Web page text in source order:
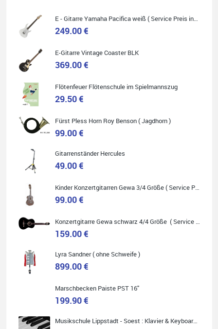
Quelle: Google-Rezension
Das Musikhaus Stöppel ist super!
Ich habe eine Westerngitarre gekauft.
Die Qualität und das Preis-Leistungsverhältnis sind erstaunlich.
ich empfehle es jedem der sich ein Musikinstrument zulegen
möchte.
Carsten Spiegel
Ich war auf der Suche nach einem neuen Keyboard und bin
telefonisch. Nachdem die Entscheidung zum Kauf gefallen war,
wurde alles zusammengestellt, so dass ich alles nur noch
abholen musste. Top!
E - Gitarre Yamaha Pacifica weiß ( Service Preis inkl. Werkstatt Service )
249.00 €
E-Gitarre Vintage Coaster BLK
369.00 €
Flötenfeuer Flötenschule im Spielmannszug
29.50 €
Fürst Pless Horn Roy Benson ( Jagdhorn )
99.00 €
Gitarrenständer Hercules
49.00 €
Kinder Konzertgitarren Gewa 3/4 Größe ( Service Preis inkl. Werkstatt Service )
99.00 €
Konzertgitarre Gewa schwarz 4/4 Größe ( Service Preis inkl. Werkstatt Service )
159.00 €
Lyra Sandner ( ohne Schweife )
899.00 €
Marschbecken Paiste PST 16"
199.90 €
Musikschule Lippstadt - Soest : Klavier & Keyboardunterricht